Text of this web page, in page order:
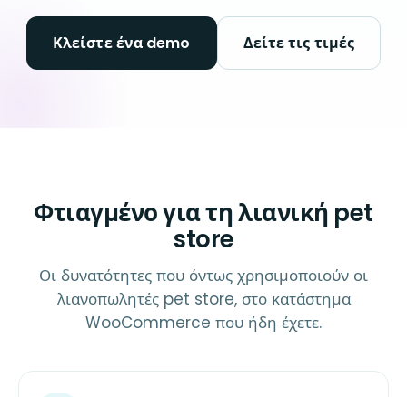
Κλείστε ένα demo Δείτε τις τιμές
Φτιαγμένο για τη λιανική pet
store
Οι δυνατότητες που όντως χρησιμοποιούν οι
λιανοπωλητές pet store, στο κατάστημα
WooCommerce που ήδη έχετε.